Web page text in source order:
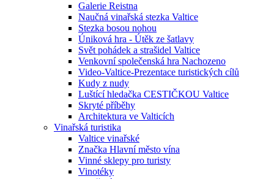
Galerie Reistna
Naučná vinařská stezka Valtice
Stezka bosou nohou
Úniková hra - Útěk ze šatlavy
Svět pohádek a strašidel Valtice
Venkovní společenská hra Nachozeno
Video-Valtice-Prezentace turistických cílů
Kudy z nudy
Luštící hledačka CESTIČKOU Valtice
Skryté příběhy
Architektura ve Valticích
Vinařská turistika
Valtice vinařské
Značka Hlavní město vína
Vinné sklepy pro turisty
Vinotéky